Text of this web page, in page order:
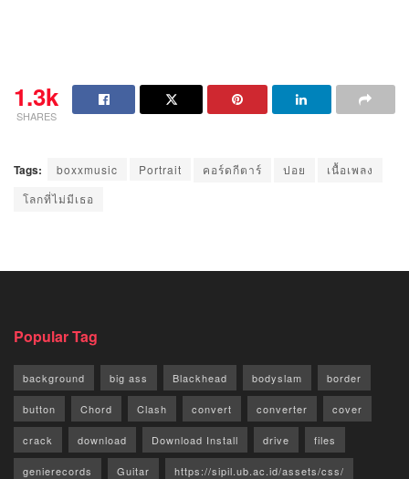
1.3k
SHARES
Tags: boxxmusic Portrait คอร์ดกีตาร์ ปอย
เนื้อเพลง
โลกที่ไม่มีเธอ
Popular Tag
background big ass Blackhead bodyslam border
button Chord Clash convert converter cover
crack download Download Install drive files
genierecords Guitar https://sipil.ub.ac.id/assets/css/